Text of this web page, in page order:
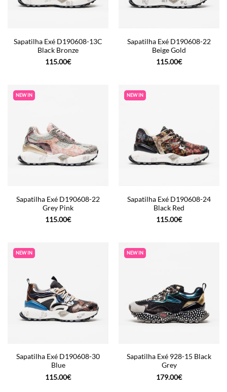
Sapatilha Exé D190608-13C
Black Bronze
115.00€
Sapatilha Exé D190608-22
Beige Gold
115.00€
NEW IN
Sapatilha Exé D190608-22
Grey Pink
115.00€
NEW IN
Sapatilha Exé D190608-24
Black Red
115.00€
NEW IN
Sapatilha Exé D190608-30
Blue
115.00€
NEW IN
Sapatilha Exé 928-15 Black
Grey
179.00€